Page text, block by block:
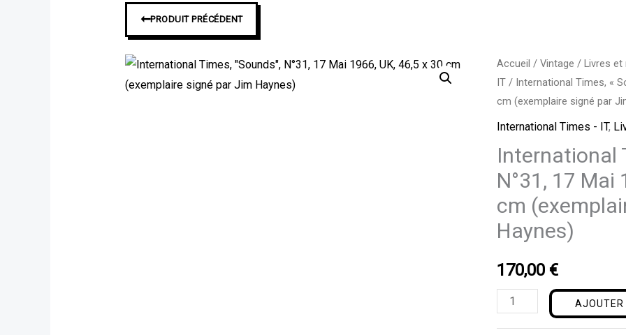
➞PRODUIT PRÉCÉDENT
Accueil /Vintage /Livres et
IT / International Times, «
cm (exemplaire signé par
International Times - IT,
International
N°31, 17 Mai
cm
Haynes)
170,00€
quantité
de
International
Times,
"Sounds",
N°31,
17
Mai
1966,
46,5
x
cm
AJOUTER